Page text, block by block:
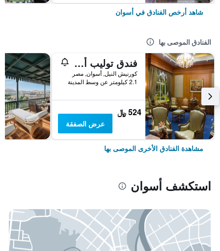
شاهد أرخص الفنادق في أسوان
الفنادق الموصى بها
فندق توليب أسوان هوتل
كورنيش النيل, أسوان, مصر
2.1 كيلومتر عن وسط المدينة
524 ﷼
عرض الصفقة
مشاهدة الفنادق الأخرى الموصى بها
استكشف أسوان